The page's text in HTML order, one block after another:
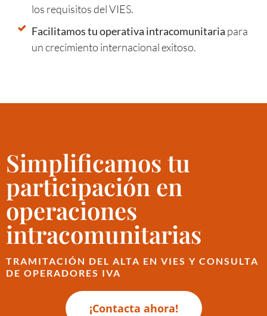
los requisitos del VIES.
Facilitamos tu operativa intracomunitaria para
un crecimiento internacional exitoso.
Simplificamos tu
participación en
operaciones
intracomunitarias
TRAMITACIÓN DEL ALTA EN VIES Y CONSULTA
DE OPERADORES IVA
¡Contacta ahora!